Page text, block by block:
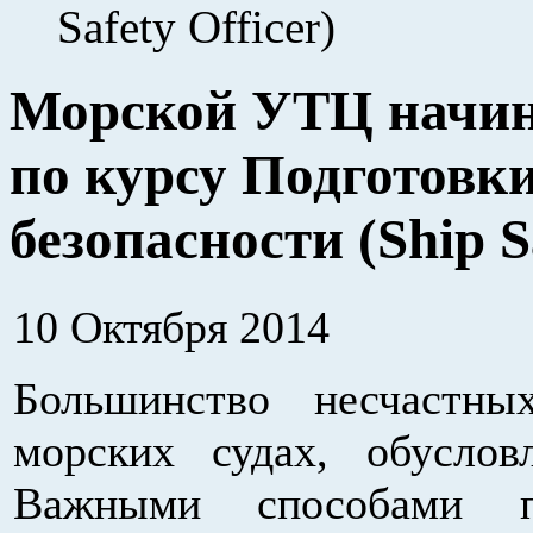
Safety Officer)
Морской УТЦ
по курсу
безопасности (Ship
10 Октября 2014
Большинство
морских судах,
Важными способами